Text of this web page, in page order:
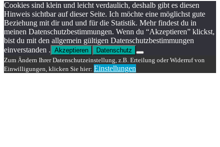
Cookies sind klein und leicht verdaulich, deshalb gibt es diesen
Hinweis sichtbar auf dieser Seite. Ich möchte eine möglichst gute
Beziehung mit dir und und für die Statistik. Mehr findest du in
meinen Datenschutzbestimmungen. Wenn du “Akzeptieren” klickst,
bist du mit den allgemein gültigen Datenschutzbestimmungen
einverstanden . Akzeptieren
Datenschutz
Zum Ändern Ihrer Datenschutzeinstellung, z.B. Erteilung oder Widerruf von
Einwilligungen, klicken Sie hier: Einstellungen